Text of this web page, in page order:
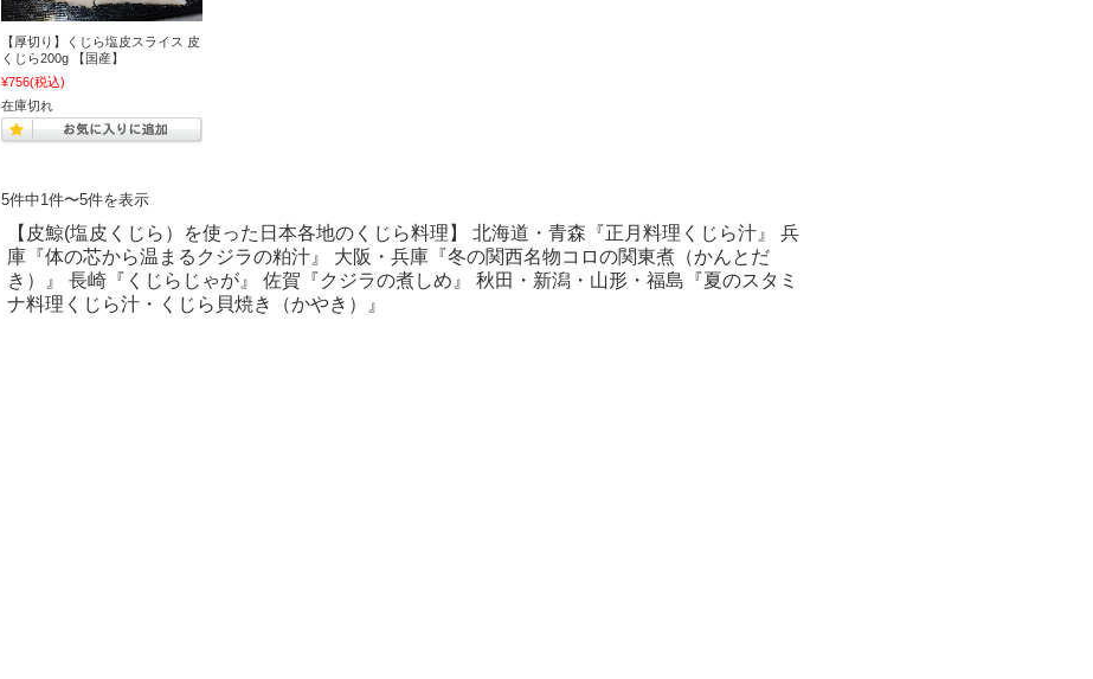
【厚切り】くじら塩皮スライス 皮
くじら200g 【国産】
¥756(税込)
在庫切れ
5件中1件〜5件を表示
【皮鯨(塩皮くじら）を使った日本各地のくじら料理】 北海道・青森『正月料理くじら汁』 兵
庫『体の芯から温まるクジラの粕汁』 大阪・兵庫『冬の関西名物コロの関東煮（かんとだ
き）』 長崎『くじらじゃが』 佐賀『クジラの煮しめ』 秋田・新潟・山形・福島『夏のスタミ
ナ料理くじら汁・くじら貝焼き（かやき）』